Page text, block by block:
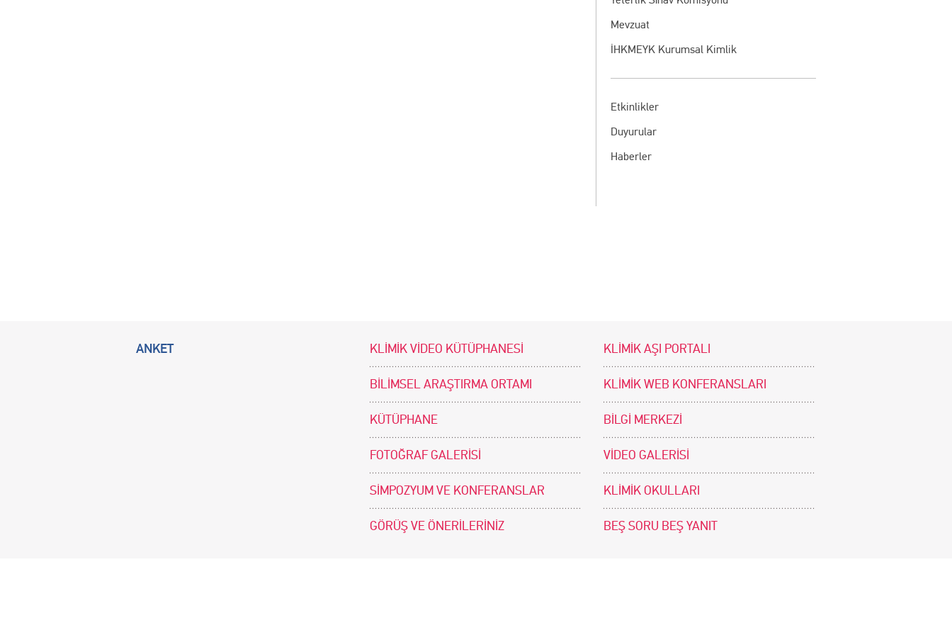
Mevzuat
İHKMEYK Kurumsal Kimlik
Etkinlikler
Duyurular
Haberler
ANKET KLİMİK VİDEO KÜTÜPHANESİ KLİMİK AŞI PORTALI
BİLİMSEL ARAŞTIRMA ORTAMI KLİMİK WEB KONFERANSLARI
KÜTÜPHANE BİLGİ MERKEZİ
FOTOĞRAF GALERİSİ VİDEO GALERİSİ
SİMPOZYUM VE KONFERANSLAR KLİMİK OKULLARI
GÖRÜŞ VE ÖNERİLERİNİZ BEŞ SORU BEŞ YANIT